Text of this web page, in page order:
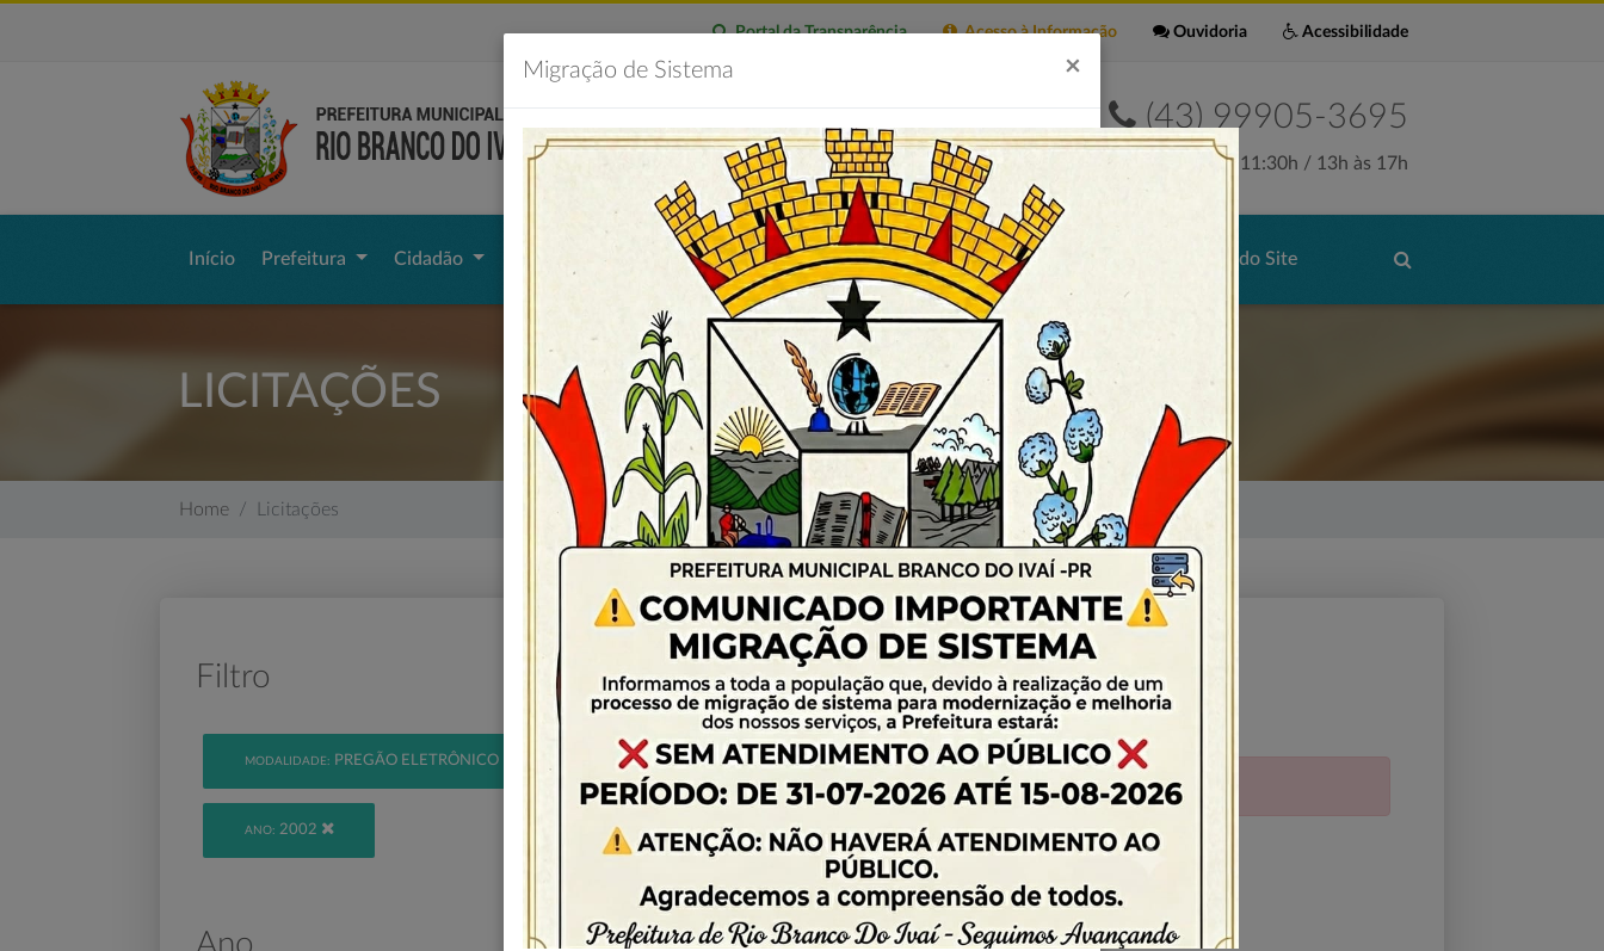
Acessibilidade
Ouvidoria
Acesso à Informação
Portal da Transparência
(43) 99905-3695
Seg. a Sex. 7:30h às 11:30h / 13h às 17h
Início Prefeitura Cidadão Imprensa Servidor Contatos Portal de Serviços Mapa do Site
LICITAÇÕES
Home Licitações
Filtro
MODALIDADE: PREGÃO ELETRÔNICO
ANO: 2002
Ano
PESQUISA AVANÇADA
Nenhum elemento encontrado.
Migração de Sistema ×